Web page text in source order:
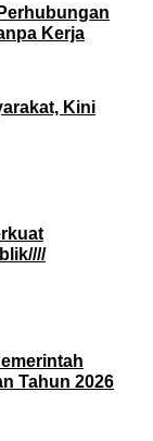
Kerja
Kini
Tahun 2026